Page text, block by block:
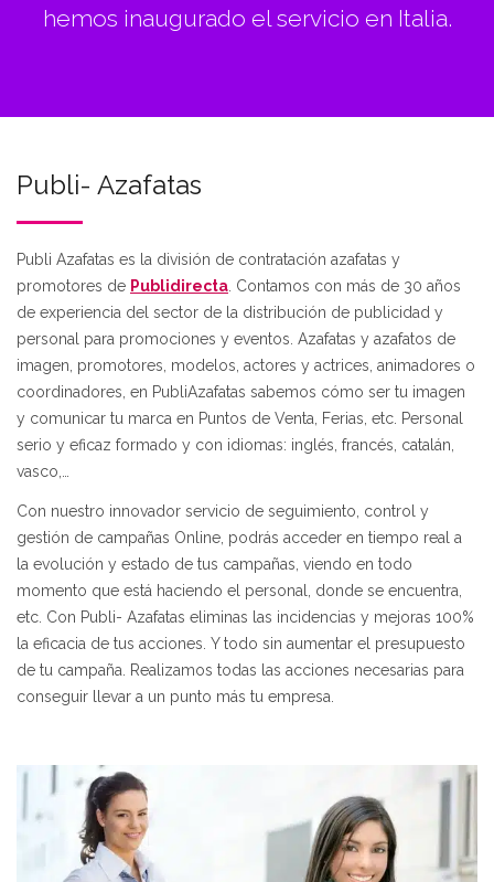
hemos inaugurado el servicio en Italia.
Publi- Azafatas
Publi Azafatas es la división de contratación azafatas y
promotores de Publidirecta . Contamos con más de 30 años
de experiencia del sector de la distribución de publicidad y
personal para promociones y eventos. Azafatas y azafatos de
imagen, promotores, modelos, actores y actrices, animadores o
coordinadores, en PubliAzafatas sabemos cómo ser tu imagen
y comunicar tu marca en Puntos de Venta, Ferias, etc. Personal
serio y eficaz formado y con idiomas: inglés, francés, catalán,
vasco,…
Con nuestro innovador servicio de seguimiento, control y
gestión de campañas Online, podrás acceder en tiempo real a
la evolución y estado de tus campañas, viendo en todo
momento que está haciendo el personal, donde se encuentra,
etc. Con Publi- Azafatas eliminas las incidencias y mejoras 100%
la eficacia de tus acciones. Y todo sin aumentar el presupuesto
de tu campaña. Realizamos todas las acciones necesarias para
conseguir llevar a un punto más tu empresa.